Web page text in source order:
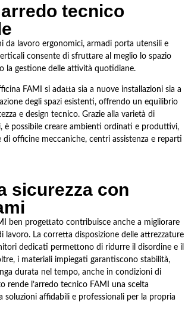
tecnico
da lavoro ergonomici, armadi porta utensili e
consente di sfruttare al meglio lo spazio
la gestione delle attività quotidiane.
FAMI si adatta sia a nuove installazioni sia a
degli spazi esistenti, offrendo un equilibrio
e design tecnico. Grazie alla varietà di
è possibile creare ambienti ordinati e produttivi,
di officine meccaniche, centri assistenza e reparti
sicurezza con
ben progettato contribuisce anche a migliorare
lavoro. La corretta disposizione delle attrezzature
dedicati permettono di ridurre il disordine e il
i materiali impiegati garantiscono stabilità,
durata nel tempo, anche in condizioni di
rende l’arredo tecnico FAMI una scelta
soluzioni affidabili e professionali per la propria